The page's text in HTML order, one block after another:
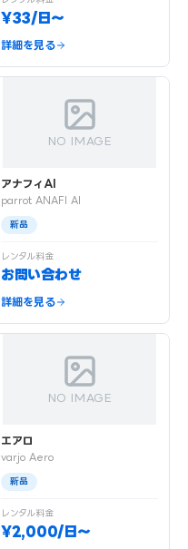
¥33/日〜
詳細を見る
NO IMAGE
アナフィAI
parrot ANAFI AI
新品
レンタル料金
お問い合わせ
詳細を見る
NO IMAGE
エアロ
varjo Aero
新品
レンタル料金
¥2,000/日〜